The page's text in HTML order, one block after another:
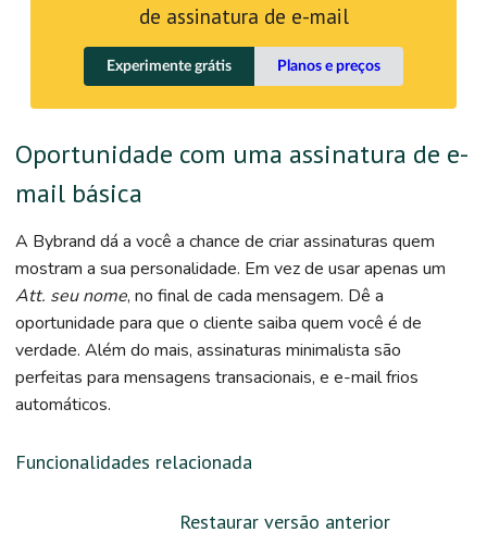
de assinatura de e-mail
Experimente grátis Planos e preços
Oportunidade com uma assinatura de e-
mail básica
A Bybrand dá a você a chance de criar assinaturas quem
mostram a sua personalidade. Em vez de usar apenas um
Att. seu nome, no final de cada mensagem. Dê a
oportunidade para que o cliente saiba quem você é de
verdade. Além do mais, assinaturas minimalista são
perfeitas para mensagens transacionais, e e-mail frios
automáticos.
Funcionalidades relacionada
Restaurar versão anterior